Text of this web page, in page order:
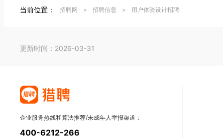
当前位置： 招聘网 > 招聘信息 > 用户体验设计招聘
更新时间：2026-03-31